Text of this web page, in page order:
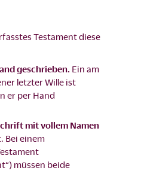
Testament diese
geschrieben. Ein am
letzter Wille ist
er per Hand
mit vollem Namen
Bei einem
müssen beide